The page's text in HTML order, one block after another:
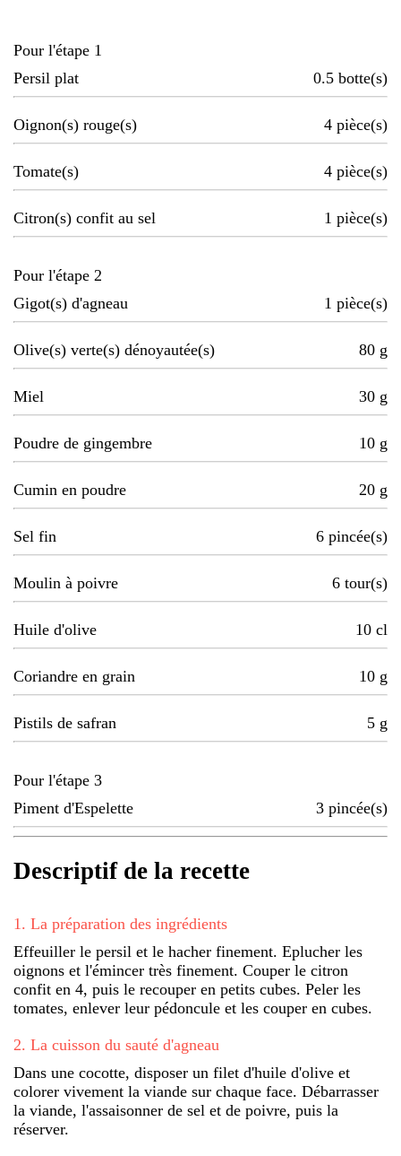
Pour l'étape 1
Persil plat
0.5 botte(s)
Oignon(s) rouge(s) 4 pièce(s)
Tomate(s) 4 pièce(s)
Citron(s) confit au sel 1 pièce(s)
Pour l'étape 2
Gigot(s) d'agneau
1 pièce(s)
Olive(s) verte(s) dénoyautée(s) 80 g
Miel 30 g
Poudre de gingembre 10 g
Cumin en poudre 20 g
Sel fin 6 pincée(s)
Moulin à poivre 6 tour(s)
Huile d'olive 10 cl
Coriandre en grain 10 g
Pistils de safran 5 g
Pour l'étape 3
Piment d'Espelette
3 pincée(s)
Descriptif de la recette
1 . La préparation des ingrédients
Effeuiller le persil et le hacher finement. Eplucher les
oignons et l'émincer très finement. Couper le citron
confit en 4, puis le recouper en petits cubes. Peler les
tomates, enlever leur pédoncule et les couper en cubes.
2. La cuisson du sauté d'agneau
Dans une cocotte, disposer un filet d'huile d'olive et
colorer vivement la viande sur chaque face. Débarrasser
la viande, l'assaisonner de sel et de poivre, puis la
réserver.